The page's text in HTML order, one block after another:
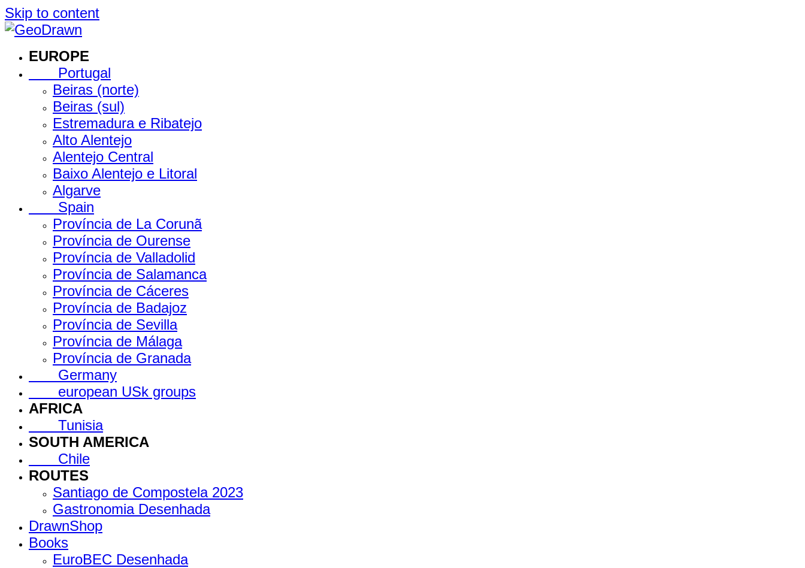
Skip to content
EUROPE
Portugal
Beiras (norte)
Beiras (sul)
Estremadura e Ribatejo
Alto Alentejo
Alentejo Central
Baixo Alentejo e Litoral
Algarve
Spain
Província de La Corunã
Província de Ourense
Província de Valladolid
Província de Salamanca
Província de Cáceres
Província de Badajoz
Província de Sevilla
Província de Málaga
Província de Granada
Germany
european USk groups
AFRICA
Tunisia
SOUTH AMERICA
Chile
ROUTES
Santiago de Compostela 2023
Gastronomia Desenhada
DrawnShop
Books
EuroBEC Desenhada